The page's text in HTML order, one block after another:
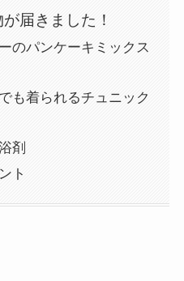
届きました！
のパンケーキミックス
も着られるチュニック
剤
ト